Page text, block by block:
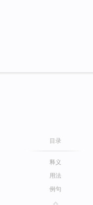
目录
释义
用法
例句